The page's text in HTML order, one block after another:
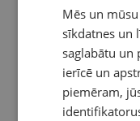
Mēs un
sīkdatnes un
saglabātu
ierīcē un
piemēram,